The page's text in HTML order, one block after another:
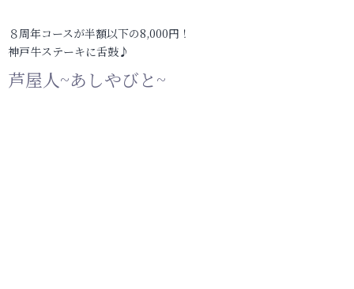
８周年コースが半額以下の8,000円！
神戸牛ステーキに舌鼓♪
芦屋人~あしやびと~